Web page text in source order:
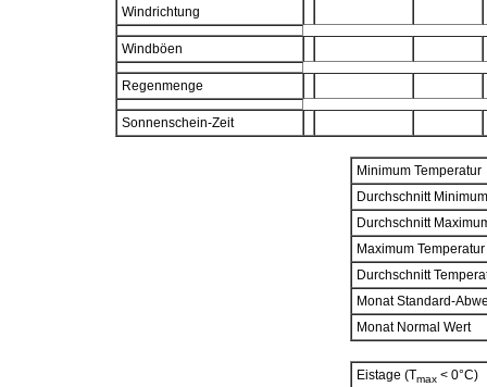
Windrichtung
Windböen
Regenmenge
Sonnenschein-Zeit
Minimum Temperatur
Durchschnitt
Durchschnitt
Maximum Temperatur
Durchschnitt
Monat Standard-
Monat Normal Wert
Eistage (Tmax< 0°C)